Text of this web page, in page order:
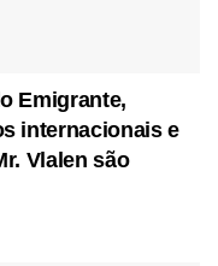
Emigrante,
internacionais e
Vlalen são